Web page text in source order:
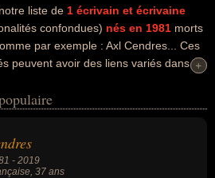
liste de 1 écrivain et écrivaine
confondues) nés en 1981 morts
par exemple : Axl Cendres... Ces
peuvent avoir des liens variés dans les
auteur de livre pour enfants, poète ou
été francais par exemple.
+
+
- 2019
, 37 ans